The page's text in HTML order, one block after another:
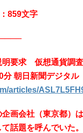
859文字
明要求 仮想通貨調
分 朝日新聞デジタル
articles/
画会社（東京都）
話題を呼んでいた。